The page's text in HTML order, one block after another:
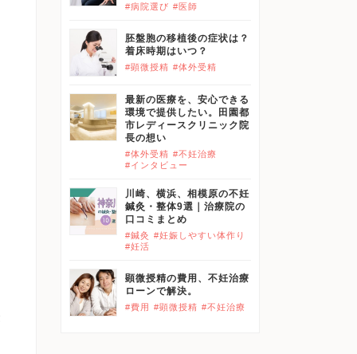
#病院選び #医師
胚盤胞の移植後の症状は？
着床時期はいつ？
#顕微授精 #体外受精
最新の医療を、安心できる
環境で提供したい。田園都
市レディースクリニック院
長の想い
#体外受精 #不妊治療
#インタビュー
川崎、横浜、相模原の不妊
鍼灸・整体9選｜治療院の
口コミまとめ
#鍼灸 #妊娠しやすい体作り
#妊活
顕微授精の費用、不妊治療
ローンで解決。
#費用 #顕微授精 #不妊治療